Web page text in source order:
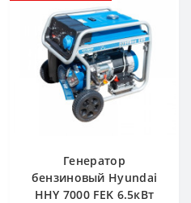
Генератор
бензиновый Hyundai
HHY 7000 FEK 6.5кВт